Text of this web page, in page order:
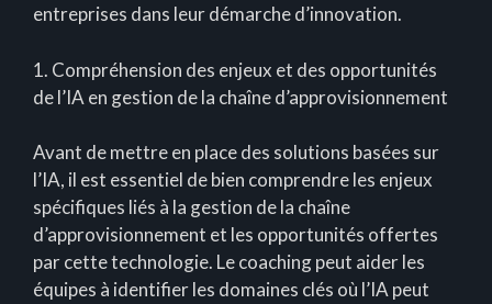
entreprises dans leur démarche d’innovation.
1. Compréhension des enjeux et des opportunités
de l’IA en gestion de la chaîne d’approvisionnement
Avant de mettre en place des solutions basées sur
l’IA, il est essentiel de bien comprendre les enjeux
spécifiques liés à la gestion de la chaîne
d’approvisionnement et les opportunités offertes
par cette technologie. Le coaching peut aider les
équipes à identifier les domaines clés où l’IA peut